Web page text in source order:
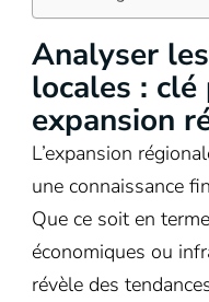
Analyser
locales : clé
expansion
L’expansion
une connaissance
Que ce soit en
économiques ou
révèle des